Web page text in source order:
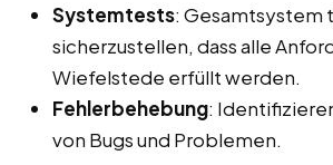
Systemtests: Gesamtsystem
sicherzustellen, dass alle
Wiefelstede erfüllt werden.
Fehlerbehebung:
von Bugs und Problemen.